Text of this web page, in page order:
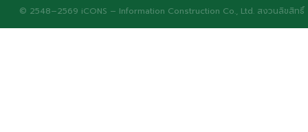
© 2548–2569 iCONS – Information Construction Co., Ltd. สงวนลิขสิทธิ์